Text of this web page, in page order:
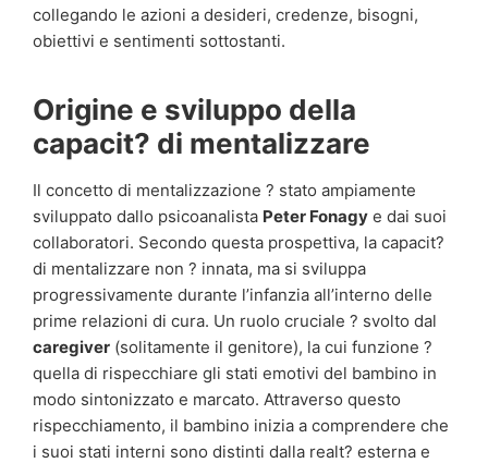
collegando le azioni a desideri, credenze, bisogni,
obiettivi e sentimenti sottostanti.
Origine e sviluppo della
capacit? di mentalizzare
Il concetto di mentalizzazione ? stato ampiamente
sviluppato dallo psicoanalista Peter Fonagy e dai suoi
collaboratori. Secondo questa prospettiva, la capacit?
di mentalizzare non ? innata, ma si sviluppa
progressivamente durante l’infanzia all’interno delle
prime relazioni di cura. Un ruolo cruciale ? svolto dal
caregiver (solitamente il genitore), la cui funzione ?
quella di rispecchiare gli stati emotivi del bambino in
modo sintonizzato e marcato. Attraverso questo
rispecchiamento, il bambino inizia a comprendere che
i suoi stati interni sono distinti dalla realt? esterna e